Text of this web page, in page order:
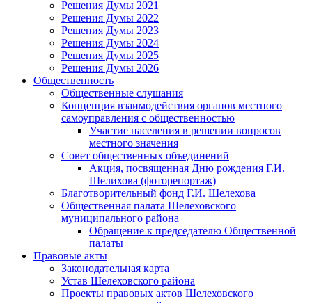
Решения Думы 2021
Решения Думы 2022
Решения Думы 2023
Решения Думы 2024
Решения Думы 2025
Решения Думы 2026
Общественность
Общественные слушания
Концепция взаимодействия органов местного
самоуправления с общественностью
Участие населения в решении вопросов
местного значения
Совет общественных объединений
Акция, посвященная Дню рождения Г.И.
Шелихова (фоторепортаж)
Благотворительный фонд Г.И. Шелехова
Общественная палата Шелеховского
муниципального района
Обращение к председателю Общественной
палаты
Правовые акты
Законодательная карта
Устав Шелеховского района
Проекты правовых актов Шелеховского